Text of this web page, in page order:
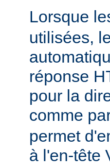
Lorsque
utilisées,
réponse
pour la
comme
permet
à l'en-tête